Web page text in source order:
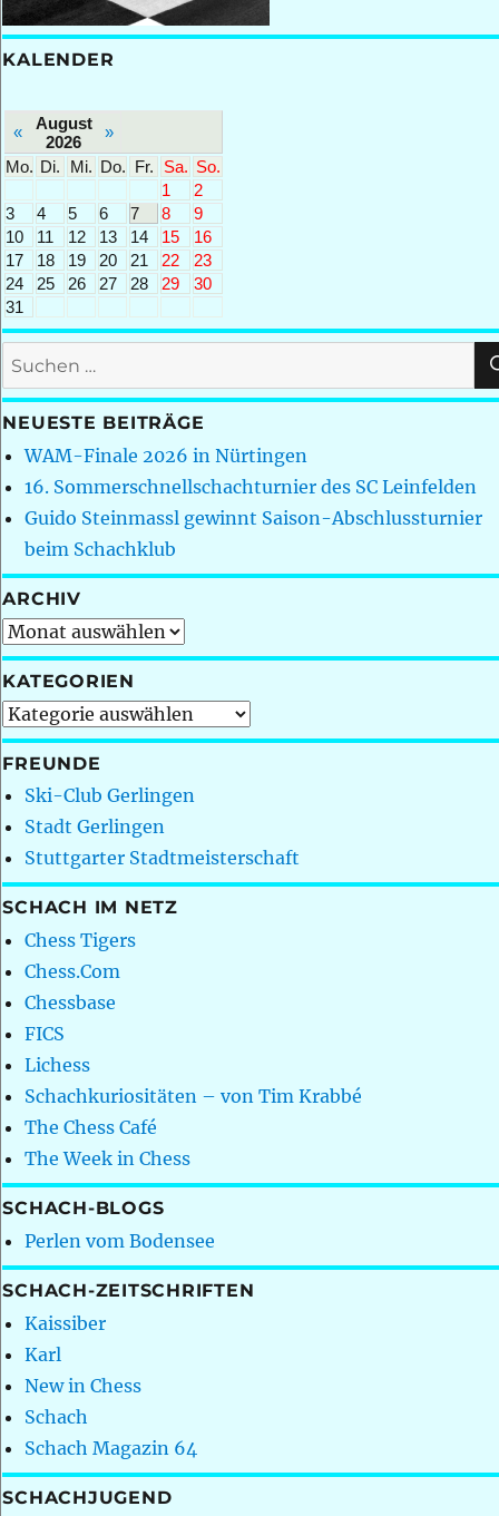
KALENDER
«
August
2026
»
Mo. Di. Mi. Do. Fr. Sa. So.
1
2
3
4 5 6 7 8
9
10
11 12 13 14 15
16
17
18 19 20 21 22
23
24
25 26 27 28 29
30
31
Suchen
nach:
NEUESTE BEITRÄGE
WAM-Finale 2026 in Nürtingen
16. Sommerschnellschachturnier des SC Leinfelden
Guido Steinmassl gewinnt Saison-Abschlussturnier
beim Schachklub
ARCHIV
Archiv
KATEGORIEN
Kategorien
FREUNDE
Ski-Club Gerlingen
Stadt Gerlingen
Stuttgarter Stadtmeisterschaft
SCHACH IM NETZ
Chess Tigers
Chess.Com
Chessbase
FICS
Lichess
Schachkuriositäten – von Tim Krabbé
The Chess Café
The Week in Chess
SCHACH-BLOGS
Perlen vom Bodensee
SCHACH-ZEITSCHRIFTEN
Kaissiber
Karl
New in Chess
Schach
Schach Magazin 64
SCHACHJUGEND